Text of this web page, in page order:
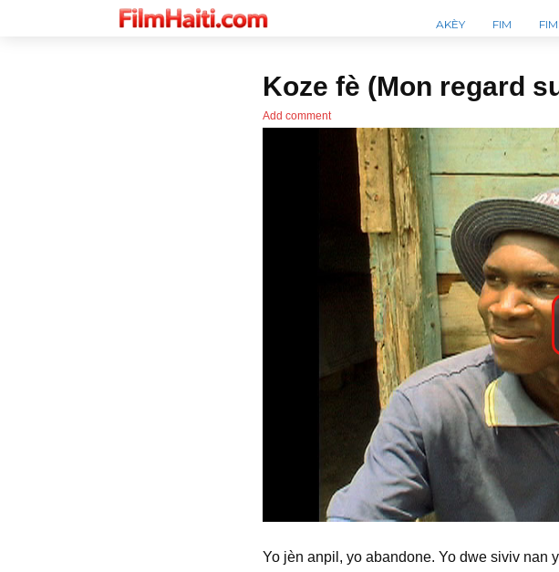
AKÈY FIM
Koze fè (Mon regard
Add comment
Yo jèn anpil, yo abandone. Yo dwe siviv nan